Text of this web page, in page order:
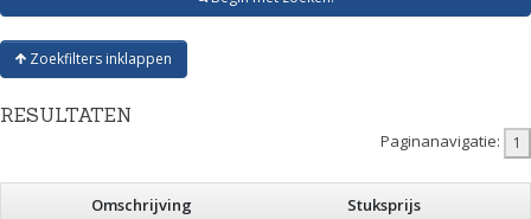
Zoekfilters inklappen
RESULTATEN
Paginanavigatie:
Omschrijving
Stuksprijs